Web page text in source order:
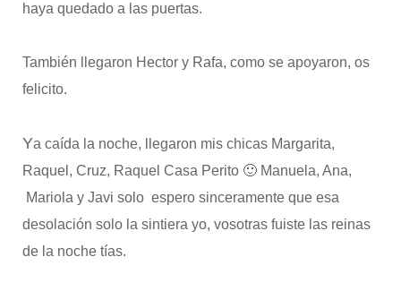
haya quedado a las puertas.
También llegaron Hector y Rafa, como se apoyaron, os
felicito.
Ya caída la noche, llegaron mis chicas Margarita,
Raquel, Cruz, Raquel Casa Perito 🙂 Manuela, Ana,
Mariola y Javi solo espero sinceramente que esa
desolación solo la sintiera yo, vosotras fuiste las reinas
de la noche tías.